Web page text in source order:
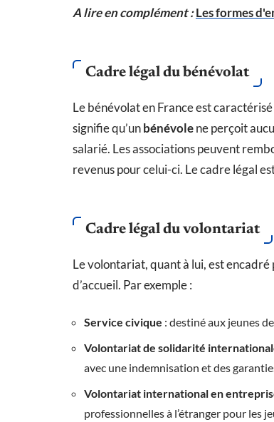
A lire en complément :Les formes
Cadre légal du bénévolat
Le bénévolat en France est
signifie qu’unbénévolene perçoit
salarié. Les associations peuvent
revenus pour celui-ci. Le cadre légal
Cadre légal du volontariat
Le volontariat, quant à lui, est
d’accueil. Par exemple :
Service civique : destiné aux jeunes
Volontariat de solidarité
avec une indemnisation et des
Volontariat international en
professionnelles à l’étranger pour les